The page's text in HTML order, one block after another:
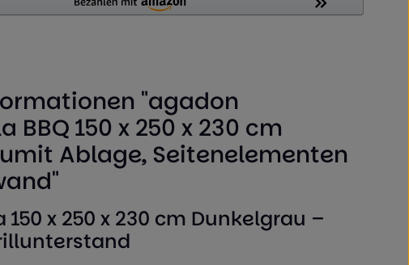
"agadon
BBQ 150 x 250 x 230 cm
Ablage, Seitenelementen
150 x 250 x 230 cm Dunkelgrau –